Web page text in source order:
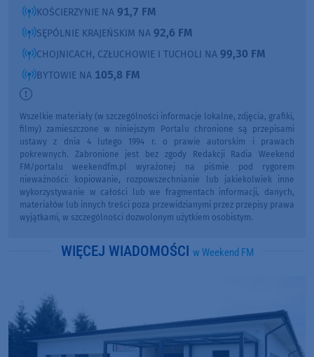
KOŚCIERZYNIE NA 91,7 FM
SĘPÓLNIE KRAJEŃSKIM NA 92,6 FM
CHOJNICACH, CZŁUCHOWIE I TUCHOLI NA 99,30 FM
BYTOWIE NA 105,8 FM
Wszelkie materiały (w szczególności informacje lokalne, zdjęcia, grafiki,
filmy) zamieszczone w niniejszym Portalu chronione są przepisami
ustawy z dnia 4 lutego 1994 r. o prawie autorskim i prawach
pokrewnych. Zabronione jest bez zgody Redakcji Radia Weekend
FM/portalu weekendfm.pl wyrażonej na piśmie pod rygorem
nieważności: kopiowanie, rozpowszechnianie lub jakiekolwiek inne
wykorzystywanie w całości lub we fragmentach informacji, danych,
materiałów lub innych treści poza przewidzianymi przez przepisy prawa
wyjątkami, w szczególności dozwolonym użytkiem osobistym.
WIĘCEJ WIADOMOŚCI w Weekend FM